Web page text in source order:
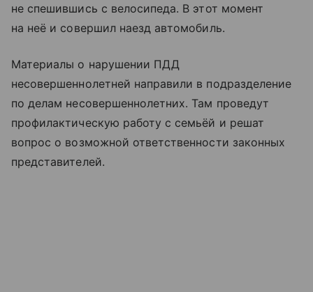
не спешившись с велосипеда. В этот момент
на неё и совершил наезд автомобиль.
Материалы о нарушении ПДД
несовершеннолетней направили в подразделение
по делам несовершеннолетних. Там проведут
профилактическую работу с семьёй и решат
вопрос о возможной ответственности законных
представителей.